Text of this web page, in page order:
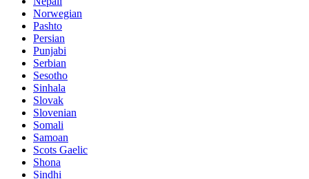
Norwegian
Pashto
Persian
Punjabi
Serbian
Sesotho
Sinhala
Slovak
Slovenian
Somali
Samoan
Scots Gaelic
Shona
Sindhi